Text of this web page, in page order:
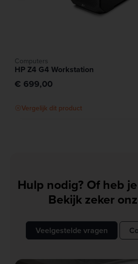
Computers
HP Z4 G4 Workstation
€ 699,00
Vergelijk dit product
Hulp nodig? Of heb
Bekijk zeker
Veelgestelde vragen